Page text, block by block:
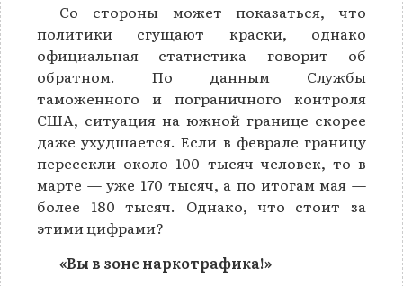
Со стороны может показаться, что
политики сгущают краски, однако
официальная статистика говорит об
обратном. По данным Службы
таможенного и пограничного контроля
США, ситуация на южной границе скорее
даже ухудшается. Если в феврале границу
пересекли около 100 тысяч человек, то в
марте — уже 170 тысяч, а по итогам мая —
более 180 тысяч. Однако, что стоит за
этими цифрами?
«Вы в зоне наркотрафика!»